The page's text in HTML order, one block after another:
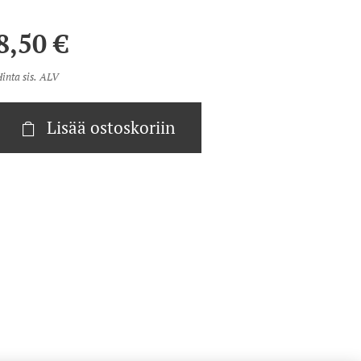
€
sis. ALV
Lisää ostoskoriin